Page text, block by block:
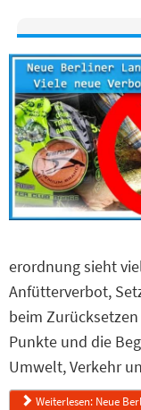
erordnung sieht
Anfütterverbot,
beim
Punkte und die
Umwelt, Verkehr
Weiterlesen: Neue